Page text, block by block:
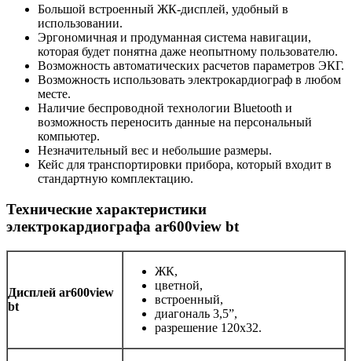
Большой встроенный ЖК-дисплей, удобный в
использовании.
Эргономичная и продуманная система навигации,
которая будет понятна даже неопытному пользователю.
Возможность автоматических расчетов параметров ЭКГ.
Возможность использовать электрокардиограф в любом
месте.
Наличие беспроводной технологии Bluetooth и
возможность переносить данные на персональный
компьютер.
Незначительный вес и небольшие размеры.
Кейс для транспортировки прибора, который входит в
стандартную комплектацию.
Технические характеристики
электрокардиографа ar600view bt
Дисплей ar600view
bt
ЖК,
цветной,
встроенный,
диагональ 3,5”,
разрешение 120х32.